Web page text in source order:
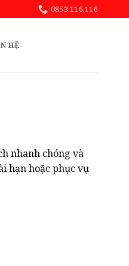
0853.116.116
HỆ
nhanh chóng và
hạn hoặc phục vụ